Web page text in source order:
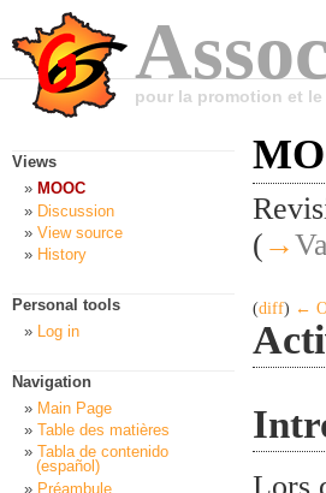
pour la promotion et
( →
(diff) ←
Lors
Views
MOOC
Discussion
View source
History
Personal tools
Log in
Navigation
Main Page
Table des matières
Tabla de contenido
(español)
Préambule